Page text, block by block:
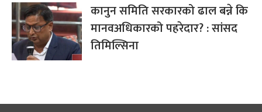
कानुन समिति सरकारको ढाल बन्ने कि
मानवअधिकारको पहरेदार? : सांसद
तिमिल्सिना